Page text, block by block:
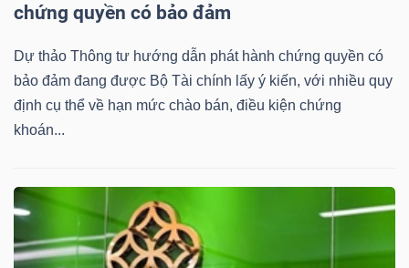
chứng quyền có bảo đảm
Dự thảo Thông tư hướng dẫn phát hành chứng quyền có
bảo đảm đang được Bộ Tài chính lấy ý kiến, với nhiều quy
định cụ thể về hạn mức chào bán, điều kiện chứng
khoán...
NGHIỆP
DÙNG
THIẾT